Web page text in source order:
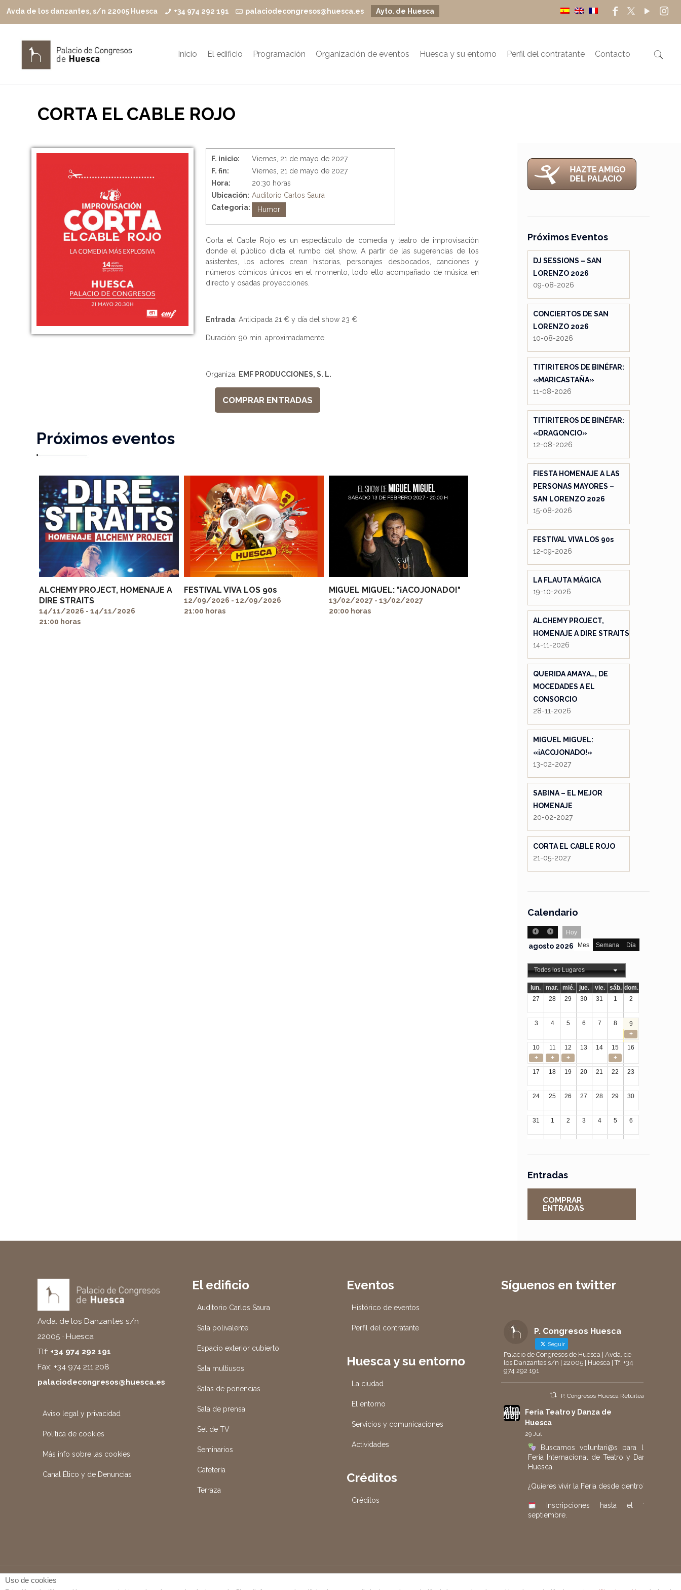
Avda de los danzantes, s/n 22005 Huesca +34 974 292 191 palaciodecongresos@huesca.es Ayto. de Huesca
Inicio El edificio Programación Organización de eventos Huesca y su entorno Perfil del contratante Contacto
CORTA EL CABLE ROJO
F. inicio:
Viernes, 21 de mayo de 2027
F. fin:
Viernes, 21 de mayo de 2027
Hora:
20:30 horas
Ubicación: Auditorio Carlos Saura
Categoria:
Humor
Corta el Cable Rojo es un espectáculo de comedia y teatro de improvisación
donde el público dicta el rumbo del show. A partir de las sugerencias de los
asistentes, los actores crean historias, personajes desbocados, canciones y
números cómicos únicos en el momento, todo ello acompañado de música en
directo y osadas proyecciones.
Entrada: Anticipada 21 € y día del show 23 €
Duración: 90 min. aproximadamente.
Organiza: EMF PRODUCCIONES, S. L.
COMPRAR ENTRADAS
Próximos eventos
ALCHEMY PROJECT, HOMENAJE A
DIRE STRAITS
14/11/2026 - 14/11/2026
21:00 horas
FESTIVAL VIVA LOS 90s
12/09/2026 - 12/09/2026
21:00 horas
MIGUEL MIGUEL: "¡ACOJONADO!"
13/02/2027 - 13/02/2027
20:00 horas
Próximos Eventos
DJ SESSIONS – SAN
LORENZO 2026
09-08-2026
CONCIERTOS DE SAN
LORENZO 2026
10-08-2026
TITIRITEROS DE BINÉFAR:
«MARICASTAÑA»
11-08-2026
TITIRITEROS DE BINÉFAR:
«DRAGONCIO»
12-08-2026
FIESTA HOMENAJE A LAS
PERSONAS MAYORES –
SAN LORENZO 2026
15-08-2026
FESTIVAL VIVA LOS 90s
12-09-2026
LA FLAUTA MÁGICA
19-10-2026
ALCHEMY PROJECT,
HOMENAJE A DIRE STRAITS
14-11-2026
QUERIDA AMAYA…, DE
MOCEDADES A EL
CONSORCIO
28-11-2026
MIGUEL MIGUEL:
«¡ACOJONADO!»
13-02-2027
SABINA – EL MEJOR
HOMENAJE
20-02-2027
CORTA EL CABLE ROJO
21-05-2027
Calendario
Hoy
Mes
Semana Día
agosto 2026
Todos los Lugares
lun. mar. mié. jue. vie. sáb. dom.
27
28 29 30 31 1 2
3 4 5 6 7 8
9
+
10
11 12 13 14 15
16
+
+ +
+
17
18 19 20 21 22 23
24 25 26 27 28 29 30
31 1 2 3 4 5 6
Entradas
COMPRAR
ENTRADAS
Avda. de los Danzantes s/n
22005 · Huesca
Tlf: +34 974 292 191
Fax: +34 974 211 208
palaciodecongresos@huesca.es
Aviso legal y privacidad
Política de cookies
Más info sobre las cookies
Canal Ético y de Denuncias
El edificio
Auditorio Carlos Saura
Sala polivalente
Espacio exterior cubierto
Sala multiusos
Salas de ponencias
Sala de prensa
Set de TV
Seminarios
Cafetería
Terraza
Eventos
Histórico de eventos
Perfil del contratante
Huesca y su entorno
La ciudad
El entorno
Servicios y comunicaciones
Actividades
Créditos
Créditos
Síguenos en twitter
P. Congresos Huesca
Seguir
Palacio de Congresos de Huesca | Avda. de
los Danzantes s/n | 22005 | Huesca | Tf. +34
974 292 191
P. Congresos Huesca Retuiteado
Feria Teatro y Danza de
Huesca
29 Jul
Buscamos voluntari@s para la 40.ª
Feria Internacional de Teatro y Danza de
Huesca.
¿Quieres vivir la Feria desde dentro?
Inscripciones hasta el 7 de
septiembre.
#Danza
Twitter
Uso de cookies